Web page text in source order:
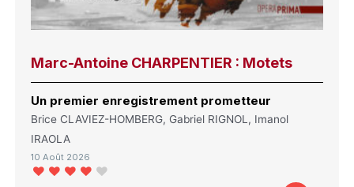
Marc-Antoine CHARPENTIER : Motets
Un premier enregistrement prometteur
Brice CLAVIEZ-HOMBERG, Gabriel RIGNOL, Imanol
IRAOLA
10 Août 2026